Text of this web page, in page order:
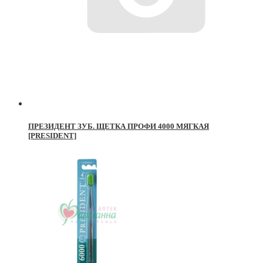
ПРЕЗИДЕНТ ЗУБ. ЩЕТКА ПРОФИ 4000 МЯГКАЯ
[PRESIDENT]